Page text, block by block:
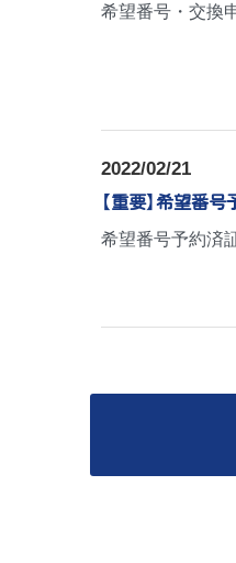
希望番号・交換
2022/02/21
【重要】希望番
希望番号予約済